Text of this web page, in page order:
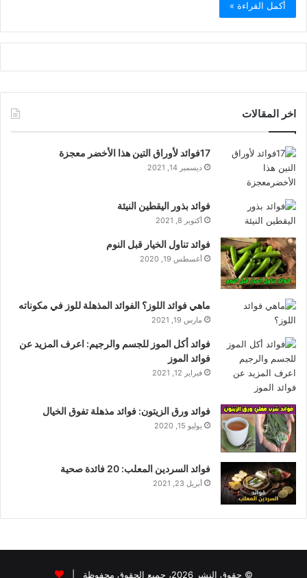
أكمل القراءة »
اخر المقالات
17فوائد لأوراق التين هذا الأخضر معجزة
ديسمبر 14, 2021
فوائد بذور اليقطين النيئة
أكتوبر 8, 2021
فوائد تناول الخيار قبل النوم
أغسطس 19, 2020
ماهي فوائد اللوز؟ الفوائد المذهلة للوز في مكوناته
مارس 19, 2021
فوائد أكل الموز للجسم والرجيم: اعرف المزيد عن
فوائد الموز
فبراير 12, 2021
فوائد ورق الزيتون: فوائد مذهلة تفوق الخيال
يوليو 15, 2020
فوائد السردين المعلب: 20 فائدة صحية
أبريل 23, 2021
© حقوق النشر 2026، جميع الحقوق محفوظة |